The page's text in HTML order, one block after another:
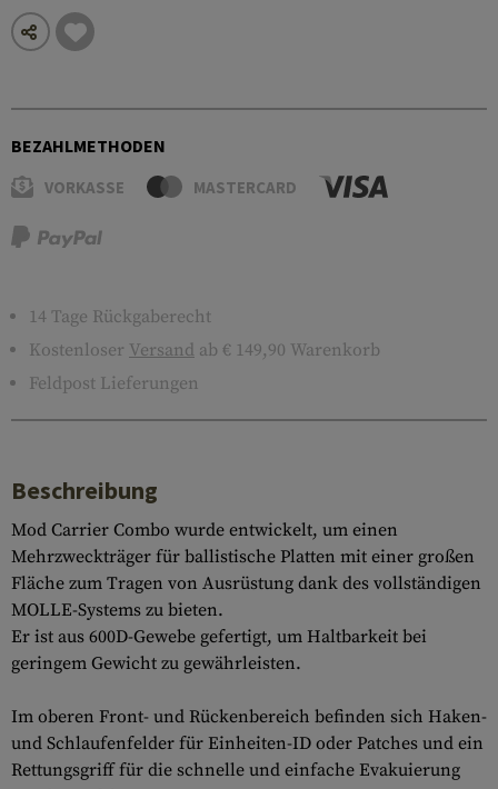
BEZAHLMETHODEN
VORKASSE MASTERCARD
14 Tage Rückgaberecht
Kostenloser Versand ab € 149,90 Warenkorb
Feldpost Lieferungen
Beschreibung
Mod Carrier Combo wurde entwickelt, um einen
Mehrzweckträger für ballistische Platten mit einer großen
Fläche zum Tragen von Ausrüstung dank des vollständigen
MOLLE-Systems zu bieten.
Er ist aus 600D-Gewebe gefertigt, um Haltbarkeit bei
geringem Gewicht zu gewährleisten.
Im oberen Front- und Rückenbereich befinden sich Haken-
und Schlaufenfelder für Einheiten-ID oder Patches und ein
Rettungsgriff für die schnelle und einfache Evakuierung